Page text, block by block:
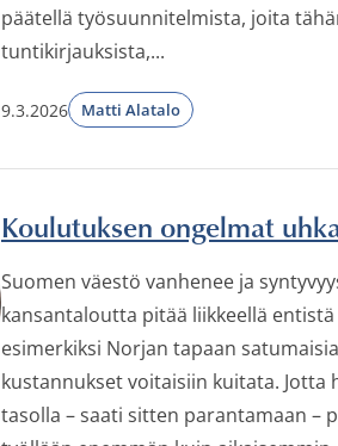
päätellä työsuunnitelmista, joita
tuntikirjauksista,...
9.3.2026 Matti Alatalo
Koulutuksen ongelmat
Suomen väestö vanhenee ja
kansantaloutta pitää liikkeellä
esimerkiksi Norjan tapaan
kustannukset voitaisiin kuitata.
tasolla – saati sitten parantamaan –